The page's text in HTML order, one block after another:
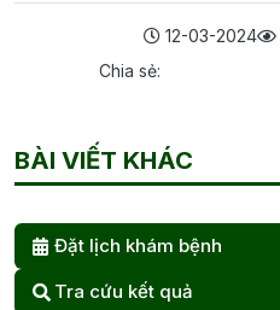
12-03-2024
Chia sẻ:
BÀI VIẾT KHÁC
Đặt lịch khám bệnh
Tra cứu kết quả